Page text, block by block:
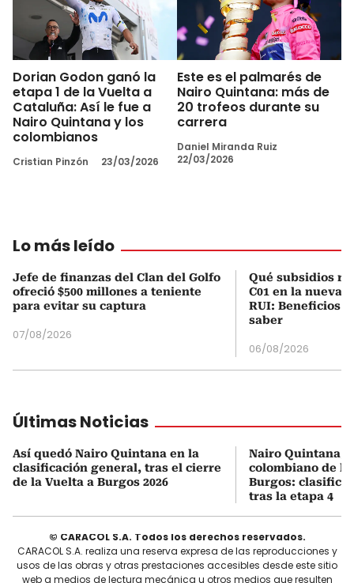
Dorian Godon ganó la
etapa 1 de la Vuelta a
Cataluña: Así le fue a
Nairo Quintana y los
colombianos
Cristian Pinzón 23/03/2026
Este es el palmarés de
Nairo Quintana: más de
20 trofeos durante su
carrera
Daniel Miranda Ruiz
22/03/2026
Lo más leído
Jefe de finanzas del Clan del Golfo
ofreció $500 millones a teniente
para evitar su captura
07/08/2026
Qué subsidios
C01 en la nueva
RUI: Beneficios
saber
06/08/2026
Últimas Noticias
Así quedó Nairo Quintana en la
clasificación general, tras el cierre
de la Vuelta a Burgos 2026
Nairo Quintana,
colombiano de la
Burgos:
tras la etapa 4
© CARACOL S.A. Todos los derechos reservados.
CARACOL S.A. realiza una reserva expresa de las reproducciones y
usos de las obras y otras prestaciones accesibles desde este sitio
web a medios de lectura mecánica u otros medios que resulten